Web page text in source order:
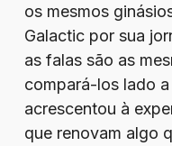
os mesmos
Galactic por sua
as falas são as
compará-los lado
acrescentou à
que renovam algo